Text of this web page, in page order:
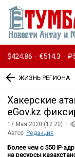
$424.86 · €514.3 ·
ЖИЗНЬ РЕГИОНА
Хакерские
eGov.kz
17 Мая 2020 (12:20) ·
Автор: Редакция
Более чем с 550 IP-
на ресурсы